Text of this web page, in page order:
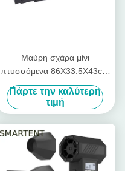
Μαύρη σχάρα μίνι
πτυσσόμενα 86X33.5X43cm
σχαρών στρατοπέδευσης
ξυλάνθρακα επιχρωμιωμένου
χάλυβα
Πάρτε την καλύτερη
τιμή